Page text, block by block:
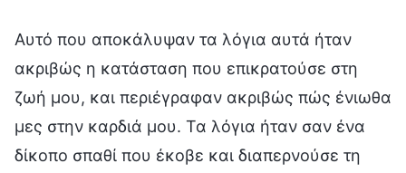
Αυτό που αποκάλυψαν τα λόγια αυτά ήταν
ακριβώς η κατάσταση που επικρατούσε στη
ζωή μου, και περιέγραφαν ακριβώς πώς ένιωθα
μες στην καρδιά μου. Τα λόγια ήταν σαν ένα
δίκοπο σπαθί που έκοβε και διαπερνούσε τη